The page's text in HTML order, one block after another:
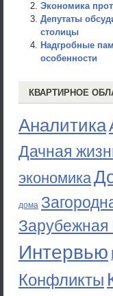
Экономика
Депутаты
столицы
Надгробные
особенности
КВАРТИРНОЕ
Аналитика
Дачная
экономика
дома
Зарубежная
Интервью
Конфликты